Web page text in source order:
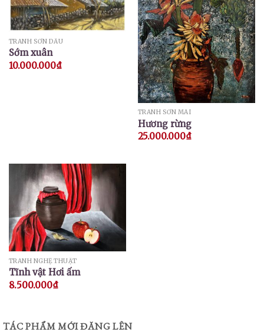
TRANH SƠN DẦU
Sớm xuân
10.000.000₫
TRANH SƠN MÀI
Hương rừng
25.000.000₫
TRANH NGHỆ THUẬT
Tĩnh vật Hơi ấm
8.500.000₫
TÁC PHẨM MỚI ĐĂNG LÊN